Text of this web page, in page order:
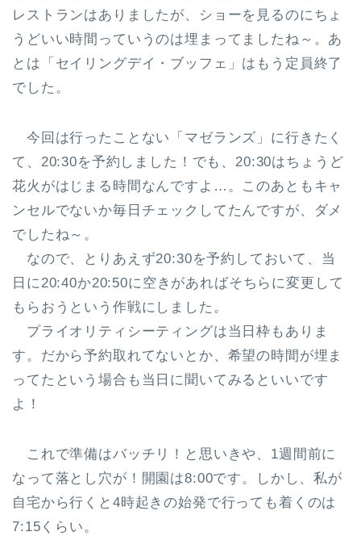
レストランはありましたが、ショーを見るのにちょ
うどいい時間っていうのは埋まってましたね～。あ
とは「セイリングデイ・ブッフェ」はもう定員終了
でした。
今回は行ったことない「マゼランズ」に行きたく
て、20:30を予約しました！でも、20:30はちょうど
花火がはじまる時間なんですよ…。このあともキャ
ンセルでないか毎日チェックしてたんですが、ダメ
でしたね～。
なので、とりあえず20:30を予約しておいて、当
日に20:40か20:50に空きがあればそちらに変更して
もらおうという作戦にしました。
プライオリティシーティングは当日枠もありま
す。だから予約取れてないとか、希望の時間が埋ま
ってたという場合も当日に聞いてみるといいです
よ！
これで準備はバッチリ！と思いきや、1週間前に
なって落とし穴が！開園は8:00です。しかし、私が
自宅から行くと4時起きの始発で行っても着くのは
7:15くらい。